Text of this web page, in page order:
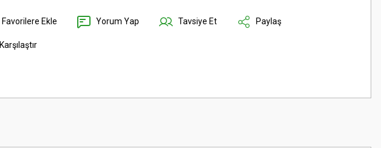
Yorum Yap Tavsiye Et Paylaş
Karşılaştır